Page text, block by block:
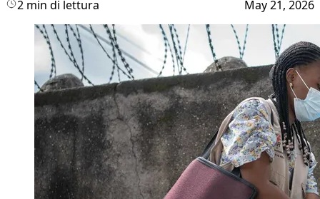
2 min di lettura May 21, 2026